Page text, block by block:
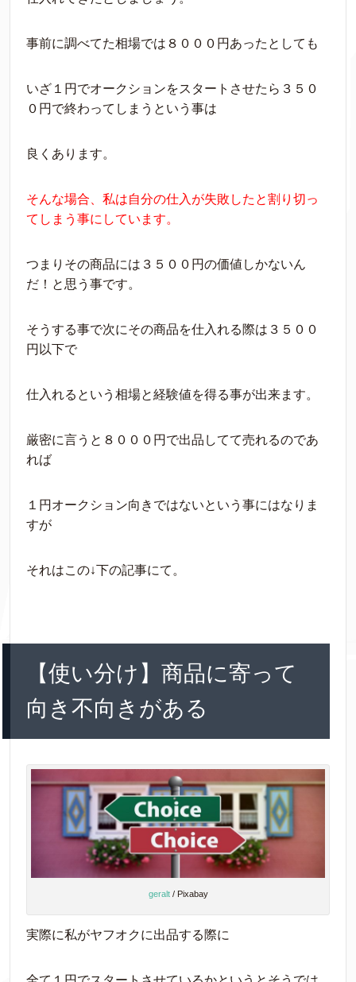
事前に調べてた相場では８０００円あったとしても
いざ１円でオークションをスタートさせたら３５０
０円で終わってしまうという事は
良くあります。
そんな場合、私は自分の仕入が失敗したと割り切っ
てしまう事にしています。
つまりその商品には３５００円の価値しかないん
だ！と思う事です。
そうする事で次にその商品を仕入れる際は３５００
円以下で
仕入れるという相場と経験値を得る事が出来ます。
厳密に言うと８０００円で出品してて売れるのであ
れば
１円オークション向きではないという事にはなりま
すが
それはこの↓下の記事にて。
【使い分け】商品に寄って
向き不向きがある
geralt/ Pixabay
実際に私がヤフオクに出品する際に